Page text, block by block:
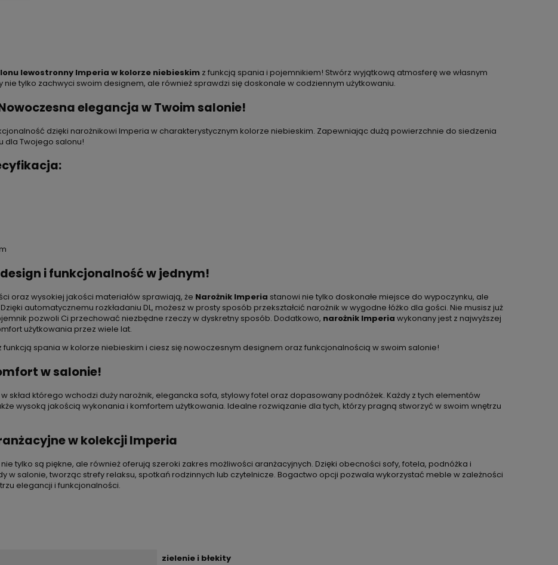
lewostronny Imperia w kolorze niebieskim z funkcją spania i pojemnikiem! Stwórz wyjątkową atmosferę we własnym
tylko zachwyci swoim designem, ale również sprawdzi się doskonale w codziennym użytkowaniu.
elegancja w Twoim salonie!
dzięki narożnikowi Imperia w charakterystycznym kolorze niebieskim. Zapewniając dużą powierzchnie do siedzenia
dla Twojego salonu!
i funkcjonalność w jednym!
oraz wysokiej jakości materiałów sprawiają, że Narożnik Imperia stanowi nie tylko doskonałe miejsce do wypoczynku, ale
automatycznemu rozkładaniu DL, możesz w prosty sposób przekształcić narożnik w wygodne łóżko dla gości. Nie musisz już
pozwoli Ci przechować niezbędne rzeczy w dyskretny sposób. Dodatkowo, narożnik Imperia wykonany jest z najwyższej
użytkowania przez wiele lat.
funkcją spania w kolorze niebieskim i ciesz się nowoczesnym designem oraz funkcjonalnością w swoim salonie!
w salonie!
skład którego wchodzi duży narożnik, elegancka sofa, stylowy fotel oraz dopasowany podnóżek. Każdy z tych elementów
wysoką jakością wykonania i komfortem użytkowania. Idealne rozwiązanie dla tych, którzy pragną stworzyć w swoim wnętrzu
w kolekcji Imperia
tylko są piękne, ale również oferują szeroki zakres możliwości aranżacyjnych. Dzięki obecności sofy, fotela, podnóżka i
w salonie, tworząc strefy relaksu, spotkań rodzinnych lub czytelnicze. Bogactwo opcji pozwala wykorzystać meble w zależności
elegancji i funkcjonalności.
zielenie i błekity